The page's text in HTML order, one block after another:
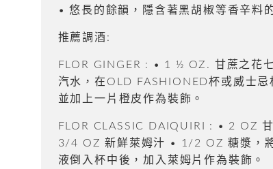
•悠長的餘韻，隱含著黑胡椒等香辛料
推薦調酒:
FLOR GINGER : • 1 ½ OZ. 甘蔗之花
汽水，在OLD FASHIONED杯或威士忌
並加上一片橙皮作為裝飾。
FLOR CLASSIC DAIQUIRI : • 2 OZ
3/4 OZ 新鮮萊姆汁 • 1/2 OZ 糖漿，
液倒入杯中後，加入萊姆片作為裝飾。